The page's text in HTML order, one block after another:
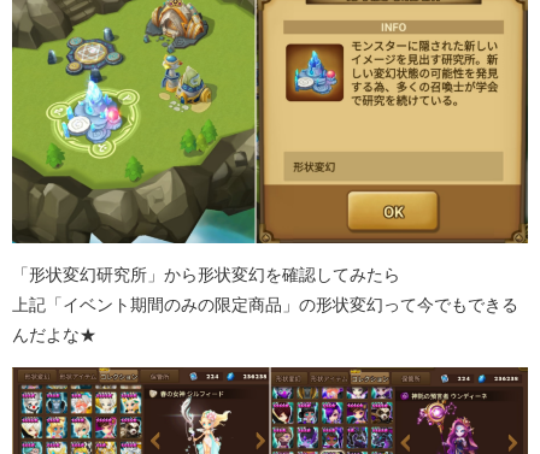
「形状変幻研究所」から形状変幻を確認してみたら
上記「イベント期間のみの限定商品」の形状変幻って今でもできる
んだよな★